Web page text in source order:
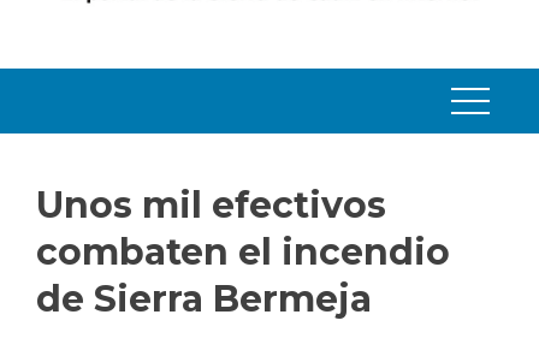
Unos mil efectivos
combaten el incendio
de Sierra Bermeja